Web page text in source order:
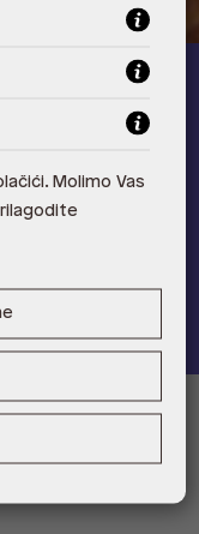
Molimo Vas